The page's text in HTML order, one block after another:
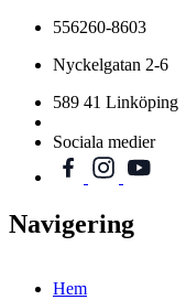
556260-8603
Nyckelgatan 2-6
589 41 Linköping
Sociala medier
Navigering
Hem